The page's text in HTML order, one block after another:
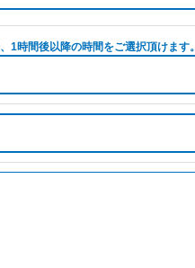
1時間後以降の時間をご選択頂けます。